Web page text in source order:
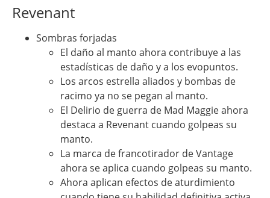
Revenant
Sombras forjadas
El daño al manto ahora contribuye a las
estadísticas de daño y a los evopuntos.
Los arcos estrella aliados y bombas de
racimo ya no se pegan al manto.
El Delirio de guerra de Mad Maggie ahora
destaca a Revenant cuando golpeas su
manto.
La marca de francotirador de Vantage
ahora se aplica cuando golpeas su manto.
Ahora aplican efectos de aturdimiento